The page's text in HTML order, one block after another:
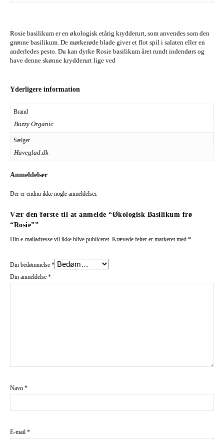
Rosie basilikum er en økologisk etårig krydderurt, som anvendes som den
grønne basilikum. De mørkerøde blade giver et flot spil i salaten eller en
anderledes pesto. Du kan dyrke Rosie basilikum året rundt indendørs og
have denne skønne krydderurt lige ved
Yderligere information
Brand
Buzzy Organic
Sælger
Haveglad.dk
Anmeldelser
Der er endnu ikke nogle anmeldelser.
Vær den første til at anmelde “Økologisk Basilikum frø
“Rosie””
Din e-mailadresse vil ikke blive publiceret. Krævede felter er markeret med *
Din bedømmelse *
Din anmeldelse *
Navn *
E-mail *